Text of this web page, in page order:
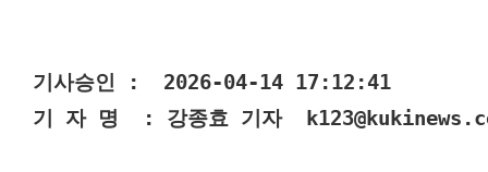
기사승인 :  2026-04-14 17:12:41
기 자 명  : 강종효 기자